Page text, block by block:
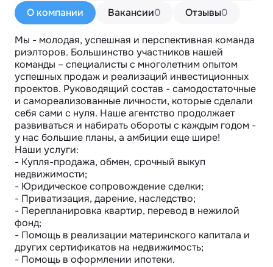
О компании Вакансии0 Отзывы0
Мы - молодая, успешная и перспективная команда
риэлторов. Большинство участников нашей
команды – специалисты с многолетним опытом
успешных продаж и реализаций инвестиционных
проектов. Руководящий состав - самодостаточные
и самореализованные личности, которые сделали
себя сами с нуля. Наше агентство продолжает
развиваться и набирать обороты с каждым годом -
у нас большие планы, а амбиции еще шире!
Наши услуги:
- Купля-продажа, обмен, срочный выкуп
недвижимости;
- Юридическое сопровождение сделки;
- Приватизация, дарение, наследство;
- Перепланировка квартир, перевод в нежилой
фонд;
- Помощь в реализации материнского капитала и
других сертификатов на недвижимость;
- Помощь в оформлении ипотеки.